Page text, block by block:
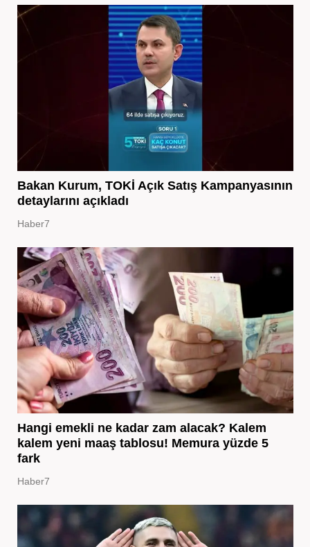
Bakan Kurum, TOKİ Açık Satış Kampanyasının
detaylarını açıkladı
Haber7
Hangi emekli ne kadar zam alacak? Kalem
kalem yeni maaş tablosu! Memura yüzde 5
fark
Haber7